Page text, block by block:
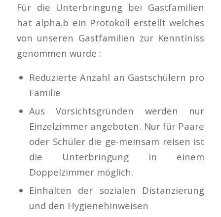
Für die Unterbringung bei Gastfamilien
hat alpha.b ein Protokoll erstellt welches
von unseren Gastfamilien zur Kenntiniss
genommen wurde :
Reduzierte Anzahl an Gastschülern pro
Familie
Aus Vorsichtsgründen werden nur
Einzelzimmer angeboten. Nur für Paare
oder Schüler die ge-meinsam reisen ist
die Unterbringung in einem
Doppelzimmer möglich.
Einhalten der sozialen Distanzierung
und den Hygienehinweisen